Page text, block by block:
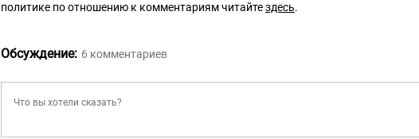
политике по отношению к комментариям читайтездесь.
Обсуждение: 6 комментариев